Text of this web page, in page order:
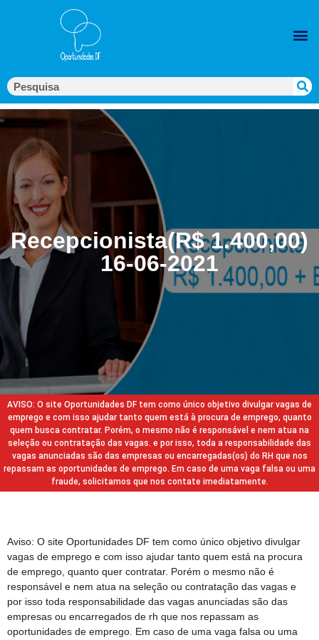
Recepcionista(R$ 1.400,00)
16-06-2021
AVISO: O site Oportunidades DF tem como único objetivo divulgar vagas de
emprego e com isso ajudar tanto quem está à procura de emprego, quanto
quem busca contratar. Porém, o mesmo não é responsável e nem atua na
seleção ou contratação das vagas. e por isso, toda a responsabilidade das
vagas anunciadas são das empresas ou encarregadas(os) do RH que nos
repassam as oportunidades de emprego. Em caso de uma vaga falsa ou uma
fraude, solicitamos que nos contate imediatamente.
Aviso: O site Oportunidades DF tem como único objetivo divulgar
vagas de emprego e com isso ajudar tanto quem está na procura
de emprego, quanto quer contratar. Porém o mesmo não é
responsável e nem atua na seleção ou contratação das vagas e
por isso toda responsabilidade das vagas anunciadas são das
empresas ou encarregados de rh que nos repassam as
oportunidades de emprego. Em caso de uma vaga falsa ou uma